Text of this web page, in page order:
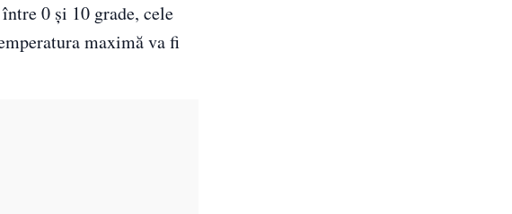
0 și 10 grade, cele
maximă va fi